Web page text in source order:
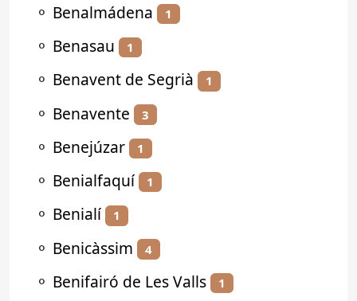
⚬ Benalmádena 1
⚬ Benasau 1
⚬ Benavent de Segrià 1
⚬ Benavente 3
⚬ Benejúzar 1
⚬ Benialfaquí 1
⚬ Benialí 1
⚬ Benicàssim 4
⚬ Benifairó de Les Valls 1